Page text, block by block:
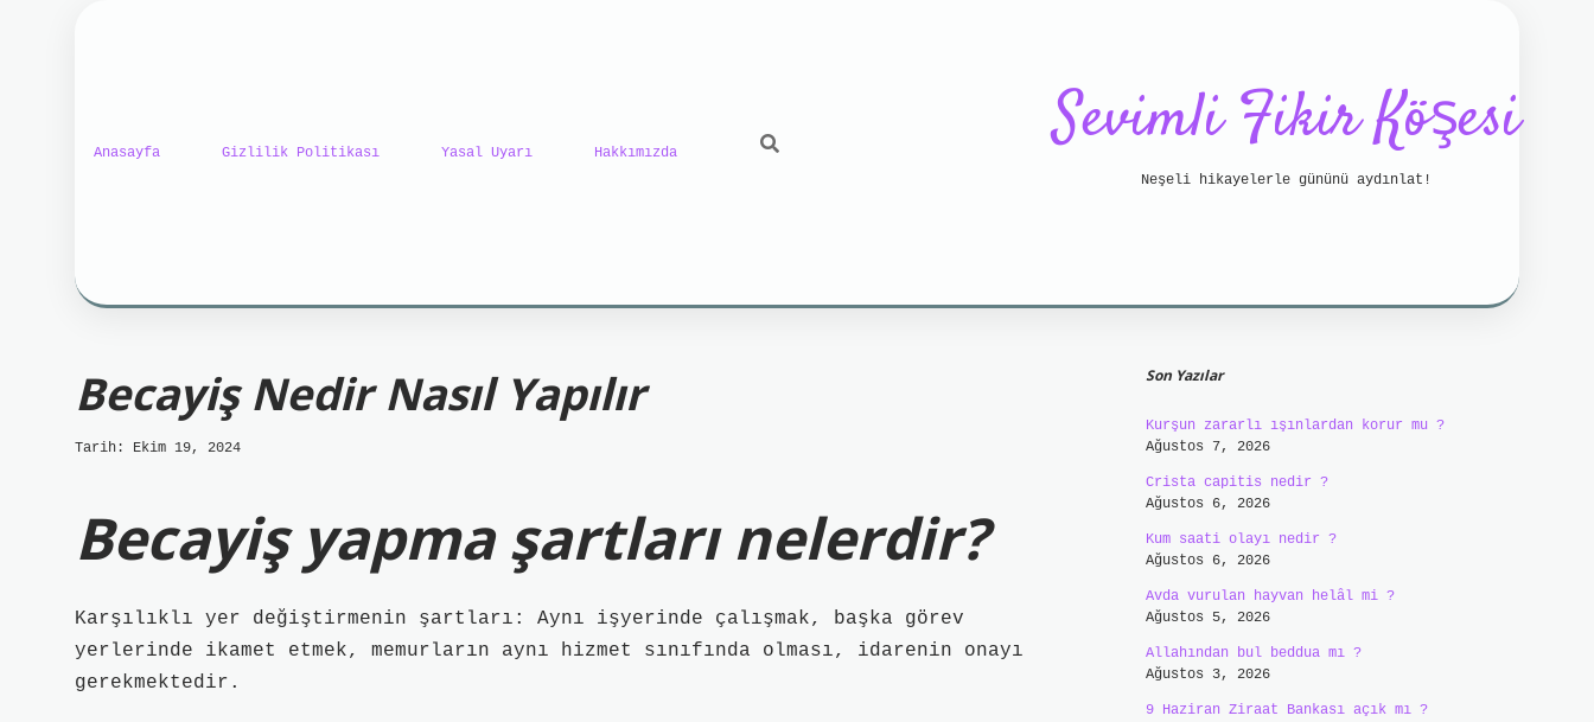
Anasayfa Gizlilik Politikası Yasal Uyarı Hakkımızda Sevimli Fikir Köşesi
Neşeli hikayelerle gününü aydınlat!
Becayiş Nedir Nasıl Yapılır
Tarih: Ekim 19, 2024
Becayiş yapma şartları nelerdir?
Karşılıklı yer değiştirmenin şartları: Aynı işyerinde çalışmak, başka görev
yerlerinde ikamet etmek, memurların aynı hizmet sınıfında olması, idarenin onayı
gerekmektedir.
Son Yazılar
Kurşun zararlı ışınlardan korur mu ?
Ağustos 7, 2026
Crista capitis nedir ?
Ağustos 6, 2026
Kum saati olayı nedir ?
Ağustos 6, 2026
Avda vurulan hayvan helâl mi ?
Ağustos 5, 2026
Allahından bul beddua mı ?
Ağustos 3, 2026
9 Haziran Ziraat Bankası açık mı ?